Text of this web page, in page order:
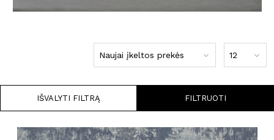
IŠVALYTI FILTRĄ FILTRUOTI